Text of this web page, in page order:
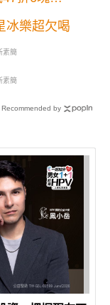
冰樂超欠喝
素簡
素簡
Recommended by